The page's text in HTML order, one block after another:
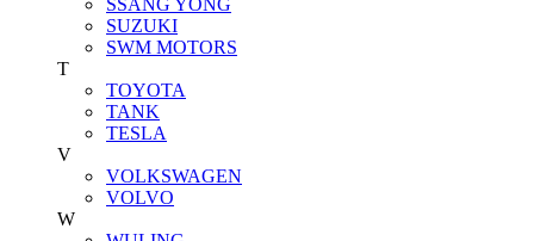
SUZUKI
SWM MOTORS
T
TOYOTA
TANK
TESLA
V
VOLKSWAGEN
VOLVO
W